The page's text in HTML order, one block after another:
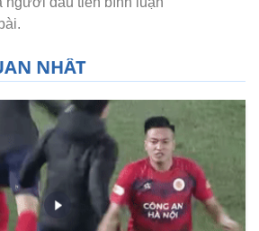
NHẤT